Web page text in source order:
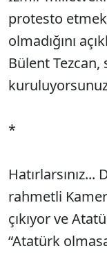
protesto
olmadığını
Bülent
*
rahmetli
çıkıyor ve
“Atatürk